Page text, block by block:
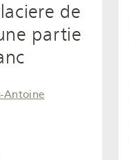
de
partie
Antoine